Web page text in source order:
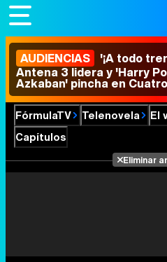
AUDIENCIAS '¡A todo
Antena 3 lidera y 'Harry
Azkaban' pincha en Cuatro
FórmulaTV Telenovela
El
Capítulos
Eliminar